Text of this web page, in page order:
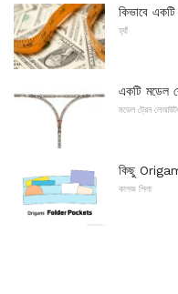
কিভাবে
হ্যাঁ
একটি মডেল
মডেল ট্রেন
কিছু
কাগজ শিলা